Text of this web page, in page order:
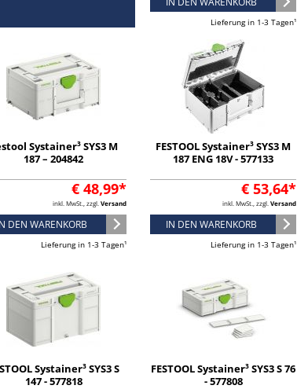
Lieferung in 1-3 Tagen¹
Systainer³ SYS3 M
187 – 204842
€ 48,99*
inkl. MwSt., zzgl. Versand
DEN WARENKORB
Lieferung in 1-3 Tagen¹
FESTOOL Systainer³ SYS3 M
187 ENG 18V - 577133
€ 53,64*
inkl. MwSt., zzgl. Versand
IN DEN WARENKORB
Lieferung in 1-3 Tagen¹
Systainer³ SYS3 S
147 - 577818
FESTOOL Systainer³ SYS3 S 76
- 577808